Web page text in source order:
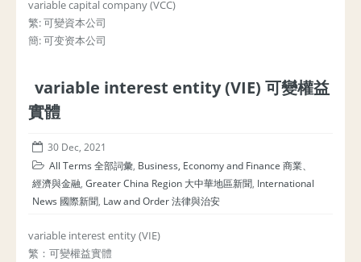
variable capital company (VCC)
繁: 可變資本公司
簡: 可变资本公司
variable interest entity (VIE) 可變權益
實體
30 Dec, 2021
All Terms 全部詞彙, Business, Economy and Finance 商業、
經濟與金融, Greater China Region 大中華地區新聞, International
News 國際新聞, Law and Order 法律與治安
variable interest entity (VIE)
繁：可變權益實體